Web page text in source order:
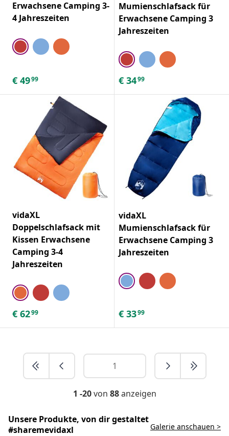
Erwachsene Camping 3-
4 Jahreszeiten
€ 4999
Mumienschlafsack für
Erwachsene Camping 3
Jahreszeiten
€ 3499
vidaXL
Doppelschlafsack mit
Kissen Erwachsene
Camping 3-4
Jahreszeiten
€ 6299
vidaXL
Mumienschlafsack für
Erwachsene Camping 3
Jahreszeiten
€ 3399
1 -20von 88anzeigen
Unsere Produkte, von dir gestaltet
#sharemevidaxl
Galerie anschauen >